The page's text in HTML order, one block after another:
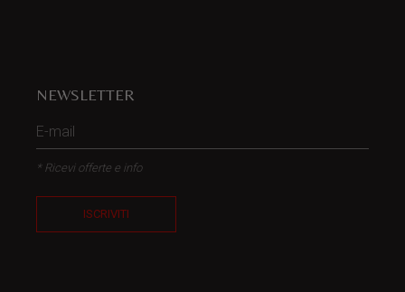
NEWSLETTER
* Ricevi offerte e info
ISCRIVITI